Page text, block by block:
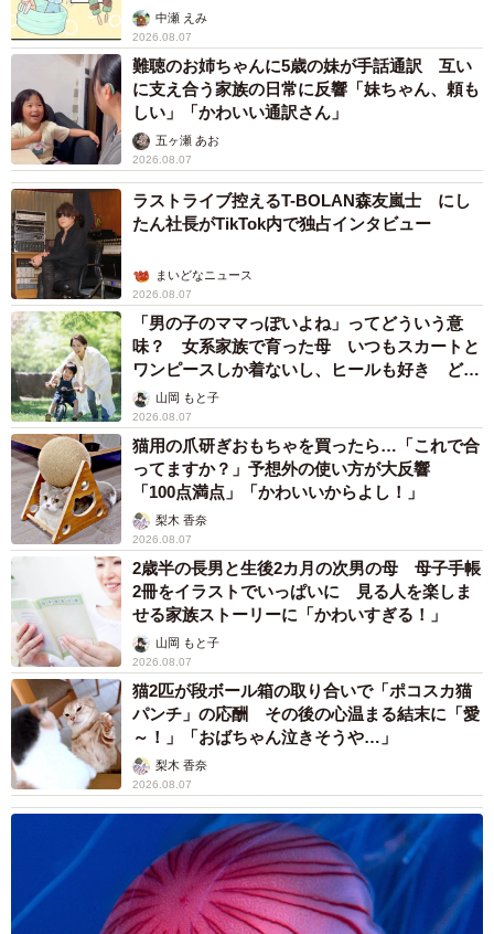
中瀬 えみ
2026.08.07
難聴のお姉ちゃんに5歳の妹が手話通訳 互い
に支え合う家族の日常に反響「妹ちゃん、頼も
しい」「かわいい通訳さん」
五ヶ瀬 あお
2026.08.07
ラストライブ控えるT-BOLAN森友嵐士 にし
たん社長がTikTok内で独占インタビュー
まいどなニュース
2026.08.07
「男の子のママっぽいよね」ってどういう意
味？ 女系家族で育った母 いつもスカートと
ワンピースしか着ないし、ヒールも好き どの
へんが…
山岡 もと子
2026.08.07
猫用の爪研ぎおもちゃを買ったら…「これで合
ってますか？」予想外の使い方が大反響
「100点満点」「かわいいからよし！」
梨木 香奈
2026.08.07
2歳半の長男と生後2カ月の次男の母 母子手帳
2冊をイラストでいっぱいに 見る人を楽しま
せる家族ストーリーに「かわいすぎる！」
山岡 もと子
2026.08.07
猫2匹が段ボール箱の取り合いで「ポコスカ猫
パンチ」の応酬 その後の心温まる結末に「愛
～！」「おばちゃん泣きそうや…」
梨木 香奈
2026.08.07